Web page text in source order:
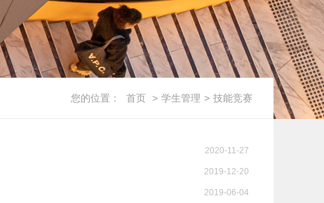
您的位置： 首页 > 学生管理 > 技能竞赛
2020-11-27
2019-12-20
2019-06-04